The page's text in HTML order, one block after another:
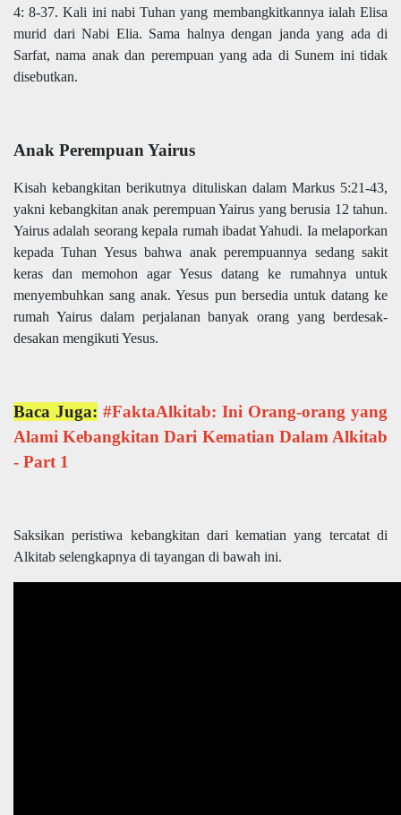
4: 8-37. Kali ini nabi Tuhan yang membangkitkannya ialah Elisa
murid dari Nabi Elia. Sama halnya dengan janda yang ada di
Sarfat, nama anak dan perempuan yang ada di Sunem ini tidak
disebutkan.
Anak Perempuan Yairus
Kisah kebangkitan berikutnya dituliskan dalam Markus 5:21-43,
yakni kebangkitan anak perempuan Yairus yang berusia 12 tahun.
Yairus adalah seorang kepala rumah ibadat Yahudi. Ia melaporkan
kepada Tuhan Yesus bahwa anak perempuannya sedang sakit
keras dan memohon agar Yesus datang ke rumahnya untuk
menyembuhkan sang anak. Yesus pun bersedia untuk datang ke
rumah Yairus dalam perjalanan banyak orang yang berdesak-
desakan mengikuti Yesus.
Baca Juga: #FaktaAlkitab: Ini Orang-orang yang
Alami Kebangkitan Dari Kematian Dalam Alkitab
- Part 1
Saksikan peristiwa kebangkitan dari kematian yang tercatat di
Alkitab selengkapnya di tayangan di bawah ini.